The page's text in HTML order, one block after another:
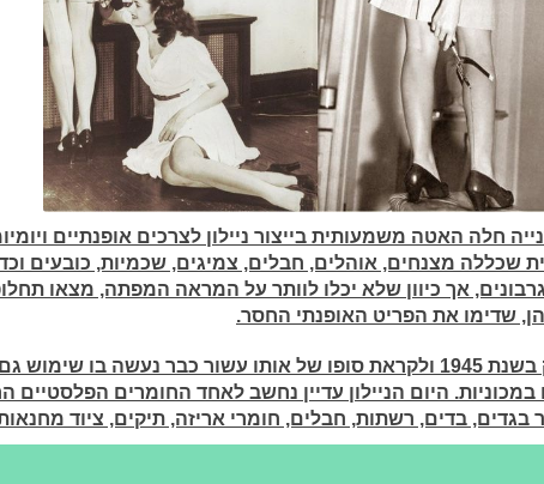
חלה האטה משמעותית בייצור ניילון לצרכים אופנתיים
שכללה מצנחים, אוהלים, חבלים, צמיגים, שכמיות, כובעים
אך כיוון שלא יכלו לוותר על המראה המפתה, מצאו
שדימו את הפריט האופנתי החסר.
הניילון חזר לשוק ובגדול רק בשנת 1945 ולקראת סופו של אותו עשור כבר נעשה בו
היום הניילון עדיין נחשב לאחד החומרים הפלסטיים
בגדים, בדים, רשתות, חבלים, חומרי אריזה, תיקים, ציוד